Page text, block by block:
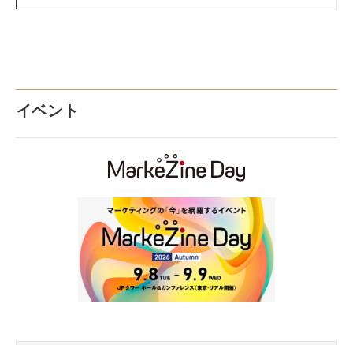
イベント